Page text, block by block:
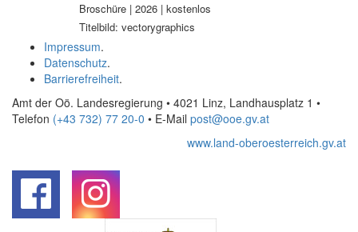
Broschüre | 2026 | kostenlos
Titelbild: vectorygraphics
Impressum.
Datenschutz.
Barrierefreiheit.
Amt der Oö. Landesregierung • 4021 Linz, Landhausplatz 1 •
Telefon (+43 732) 77 20-0 • E-Mail post@ooe.gv.at
www.land-oberoesterreich.gv.at